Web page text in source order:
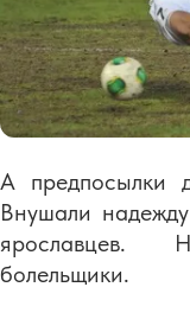
А предпосылки
Внушали
ярославцев.
болельщики.